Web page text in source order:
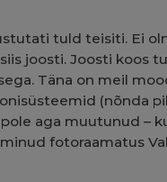
tuld teisiti. Ei
joosti. Joosti koos
Täna on meil
(nõnda
aga muutunud –
fotoraamatus